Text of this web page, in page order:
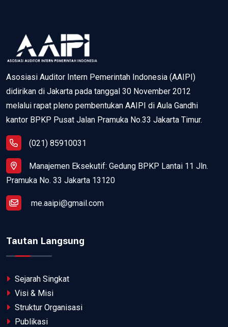
Asosiasi Auditor Intern Pemerintah Indonesia (AAIPI)
didirikan di Jakarta pada tanggal 30 November 2012
melalui rapat pleno pembentukan AAIPI di Aula Gandhi
kantor BPKP Pusat Jalan Pramuka No.33 Jakarta Timur.
(021) 85910031
Manajemen Eksekutif: Gedung BPKP Lantai 11 Jln.
Pramuka No. 33 Jakarta 13120
me.aaipi@gmail.com
Tautan Langsung
Sejarah Singkat
Visi & Misi
Struktur Organisasi
Publikasi